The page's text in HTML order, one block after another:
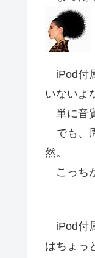
iPod付
いないよ
単に音
でも、
然。
こっち
iPod付
はちょっ